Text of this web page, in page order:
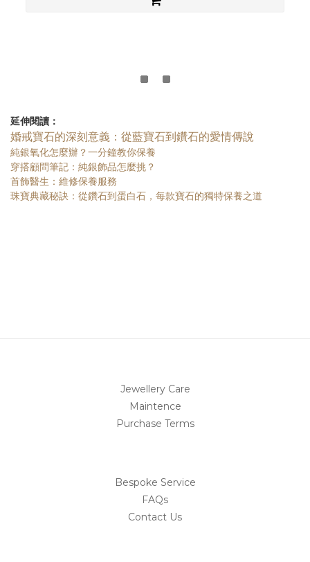
延伸閱讀：
婚戒寶石的深刻意義：從藍寶石到鑽石的愛情傳說
純銀氧化怎麼辦？一分鐘教你保養
穿搭顧問筆記：純銀飾品怎麼挑？
首飾醫生：維修保養服務
珠寶典藏秘訣：從鑽石到蛋白石，每款寶石的獨特保養之道
Jewellery Care
Maintence
Purchase Terms
Bespoke Service
FAQs
Contact Us